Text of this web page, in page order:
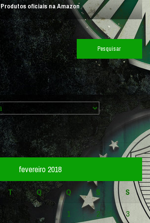
Produtos oficiais na Amazon
Pesquisar
por:
fevereiro 2018
T Q Q S
S
1
2
3